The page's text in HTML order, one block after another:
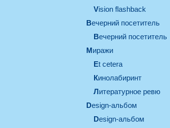
Vision flashback
вечерний посетитель
вечерний посетитель
миражи
et cetera
кинолабиринт
литературное ревю
design-альбом
design-альбом